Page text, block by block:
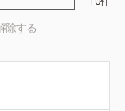
除する